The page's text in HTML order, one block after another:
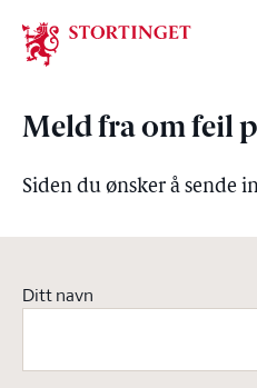
Stortinget.no
Meld fra om feil
Siden du ønsker å sende
Ditt navn